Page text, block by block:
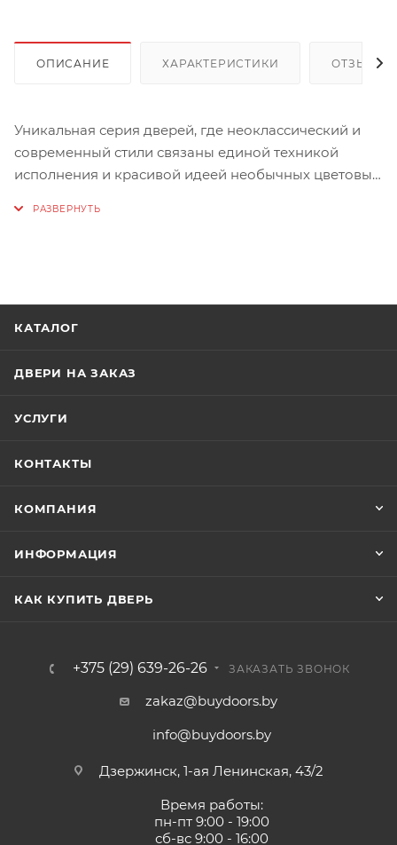
ОПИСАНИЕ ХАРАКТЕРИСТИКИ ОТЗЫВЫ
Уникальная серия дверей, где неоклассический и
современный стили связаны единой техникой
исполнения и красивой идеей необычных цветовых
современные модели сделать максимально
трендовыми и актуальными.
остекленных моделей - к полотну любого тона
КАТАЛОГ
ДВЕРИ НА ЗАКАЗ
УСЛУГИ
КОНТАКТЫ
КОМПАНИЯ
ИНФОРМАЦИЯ
КАК КУПИТЬ ДВЕРЬ
+375 (29) 639-26-26 ЗАКАЗАТЬ ЗВОНОК
zakaz@buydoors.by
info@buydoors.by
Дзержинск, 1-ая Ленинская, 43/2
Время работы:
пн-пт 9:00 - 19:00
сб-вс 9:00 - 16:00